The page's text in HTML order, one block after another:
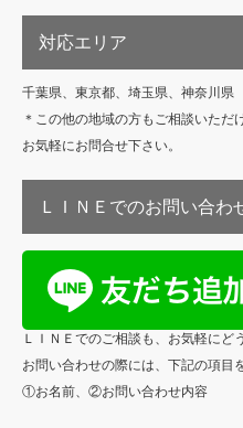
対応エリア
千葉県、東京都、埼玉県、神奈川県
＊この他の地域の方もご相談いただ
お気軽にお問合せ下さい。
ＬＩＮＥでのお問い合わ
ＬＩＮＥでのご相談も、お気軽にど
お問い合わせの際には、下記の項目
①お名前、②お問い合わせ内容